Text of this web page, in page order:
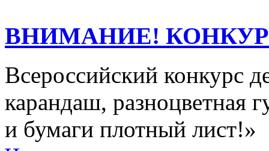
ВНИМАНИЕ!
Всероссийский конкурс
карандаш, разноцветная
и бумаги плотный